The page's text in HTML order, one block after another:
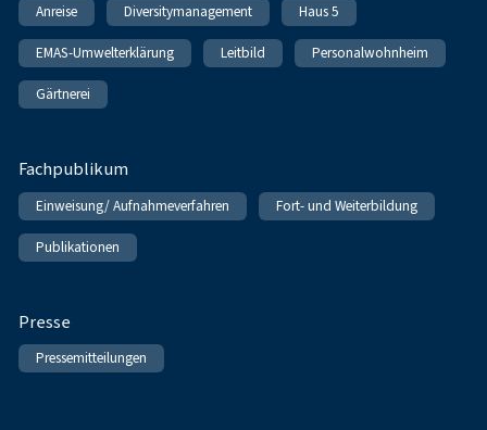
Anreise Diversitymanagement Haus 5
EMAS-Umwelterklärung Leitbild Personalwohnheim
Gärtnerei
Fachpublikum
Einweisung/ Aufnahmeverfahren Fort- und Weiterbildung
Publikationen
Presse
Pressemitteilungen